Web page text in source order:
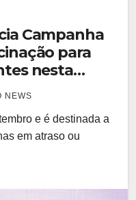
Campanha
para
nesta
NEWS
e é destinada a
em atraso ou